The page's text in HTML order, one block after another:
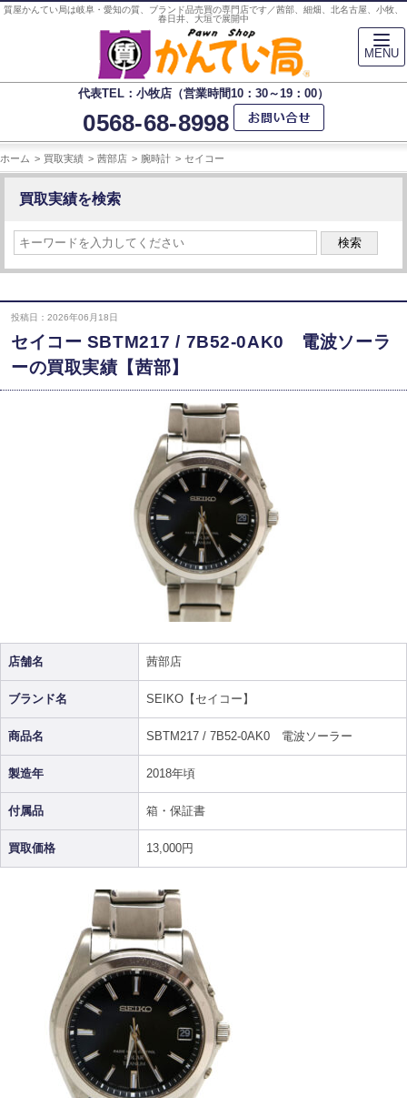
質屋かんてい局は岐阜・愛知の質、ブランド品売買の専門店です／茜部、細畑、北名古屋、小牧、
春日井、大垣で展開中
代表TEL：小牧店（営業時間10：30～19：00）
0568-68-8998
ホーム 買取実績 茜部店 腕時計 セイコー
買取実績を検索
検索
投稿日：2026年06月18日
セイコー SBTM217 / 7B52-0AK0 電波ソーラ
ーの買取実績【茜部】
店舗名 茜部店
ブランド名 SEIKO【セイコー】
商品名 SBTM217 / 7B52-0AK0 電波ソーラー
製造年 2018年頃
付属品 箱・保証書
買取価格 13,000円
MENU